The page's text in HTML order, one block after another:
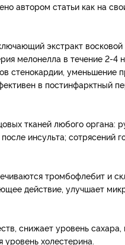
автором статьи как на
экстракт
мелонелла в течение 2-4
стенокардии, уменьшение
в постинфарктный
тканей любого органа:
инсульта; сотрясений
тромбофлебит и
действие, улучшает
снижает уровень
холестерина.